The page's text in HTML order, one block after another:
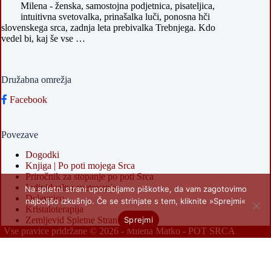
Milena - ženska, samostojna podjetnica, pisateljica,
intuitivna svetovalka, prinašalka luči, ponosna hči
slovenskega srca, zadnja leta prebivalka Trebnjega. Kdo
vedel bi, kaj še vse …
Družabna omrežja
Facebook
Povezave
Dogodki
Knjiga | Po poti mojega Srca
Priročnik za stopanje po poti Srca
Individualno svetovanje
Delavnice
Kristaloterapija
Zemljevid Spletne Strani
Vse pravice pridržane © 2026 - Milena Matko - POT SRCA
Na spletni strani uporabljamo piškotke, da vam zagotovimo
najboljšo izkušnjo. Če se strinjate s tem, kliknite »Sprejmi«
Sprejmi